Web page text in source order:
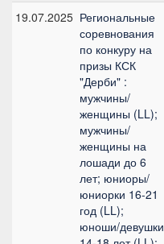
19.07.2025 Региональные
соревнования
по конкуру на
призы КСК
"Дерби" :
мужчины/
женщины (LL);
мужчины/
женщины на
лошади до 6
лет; юниоры/
юниорки 16-21
год (LL);
юноши/девушки